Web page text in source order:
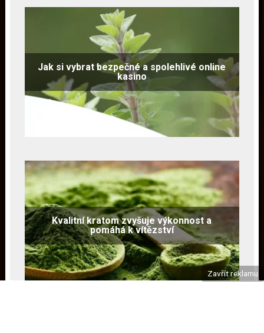
Jak si vybrat bezpečné a spolehlivé online
kasino
Kvalitní kratom zvyšuje výkonnost a
pomáhá k vítězství
Zavřít reklamu